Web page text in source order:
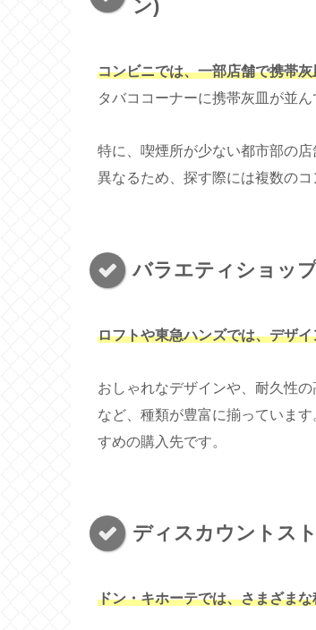
ン)
コンビニでは、一部店舗で携帯
タバココーナーに携帯灰皿が並ん
特に、喫煙所が少ない都市部の
異なるため、探す際には複数の
バラエティショッ
ロフトや東急ハンズでは、デザ
おしゃれなデザインや、耐久性
など、種類が豊富に揃っていま
すめの購入先です。
ディスカウントス
ドン・キホーテでは、さまざま